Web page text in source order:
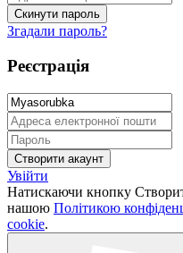
Згадали пароль?
Реєстрація
Увійти
Натискаючи кнопку
нашою Політикою
cookie.